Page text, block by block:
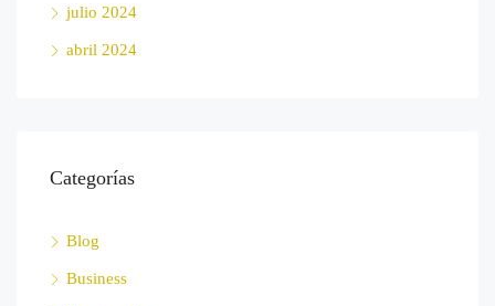
julio 2024
abril 2024
Categorías
Blog
Business